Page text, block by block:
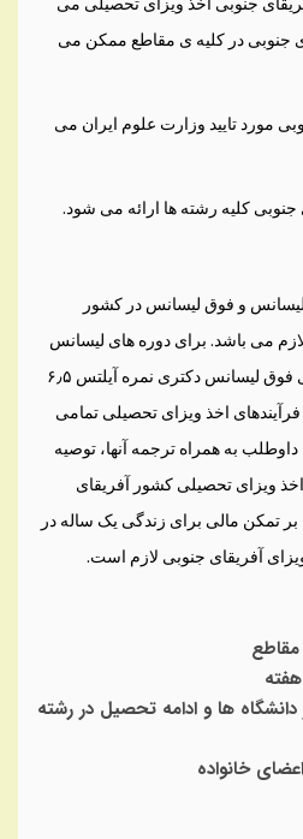
جنوبی در کلیه ی مقاطع ممکن می
جنوبی مورد تایید وزارت علوم ایران می
جنوبی کلیه رشته ها ارائه می شود.
و فوق لیسانس در کشور
می باشد. برای دوره های لیسانس
نمره آیلتس ۶ و برای دوره های فوق لیسانس دکتری نمره آیلتس ۶٫۵
اخذ ویزای تحصیلی تمامی
به همراه ترجمه آنها، توصیه
ویزای تحصیلی کشور آفریقای
تمکن مالی برای زندگی یک ساله در
آفریقای جنوبی لازم است.
ها و ادامه تحصیل در رشته
خانواده